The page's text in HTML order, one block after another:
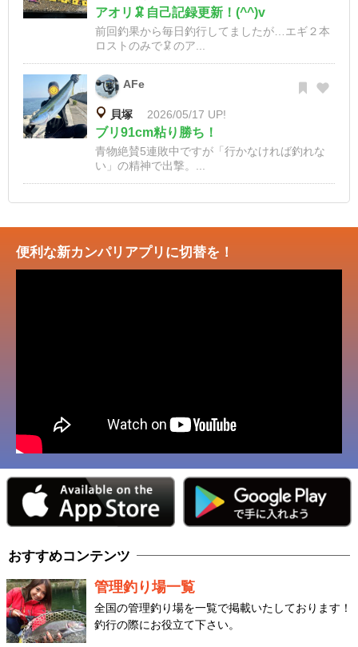
アオリ🦑自己記録更新！(^^)v
前回釣果から毎日釣行してましたが…エギ２本
ロストのみで🦑のア...
AFe
貝塚 2026/05/17 UP!
ブリ91cm粘り勝ち！
青物絶賛5連敗中ですが「行かなければ釣れな
い」の精神で出撃。...
便利な新カンパリアプリに切替を！
おすすめコンテンツ
管理釣り場一覧
全国の管理釣り場を一覧で掲載いたしております！
釣行の際にお役立て下さい。